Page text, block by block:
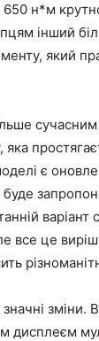
650 н*м
інший
який
сучасним
є
буде
варіант
це
зміни.
дисплеєм